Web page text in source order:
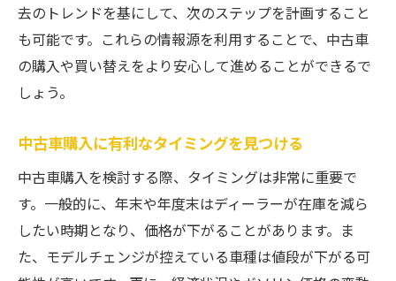
市場調査と情報収集のタイミング
契約前に確認するべき書類一覧
購入候補車両の試乗スケジュール
中古車買い替えで得するための賢い選び方と交
予算に合わせた車種選びのコツ
ディーラーとの価格交渉で重視すべきポイ
ント
去のトレンドを基にして、次のステップを計画すること
も可能です。これらの情報源を利用することで、中古車
の購入や買い替えをより安心して進めることができるで
しょう。
中古車購入に有利なタイミングを見つける
中古車購入を検討する際、タイミングは非常に重要で
す。一般的に、年末や年度末はディーラーが在庫を減ら
したい時期となり、価格が下がることがあります。ま
た、モデルチェンジが控えている車種は値段が下がる可